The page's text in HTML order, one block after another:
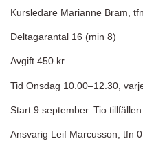
Kursledare Marianne Bram,
Deltagarantal 16 (min 8)
Avgift 450 kr
Tid Onsdag 10.00–12.30,
Start 9 september. Tio
Ansvarig Leif Marcusson, tfn